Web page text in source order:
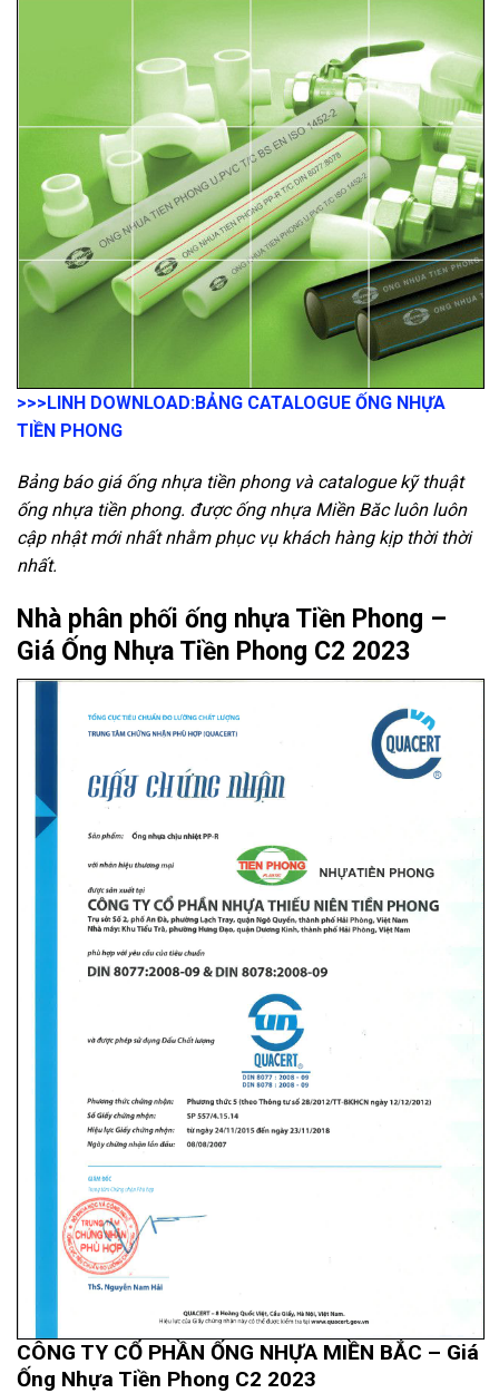
>>>LINH DOWNLOAD:BẢNG CATALOGUE ỐNG NHỰA
TIỀN PHONG
Bảng báo giá ống nhựa tiền phong và catalogue kỹ thuật
ống nhựa tiền phong. được ống nhựa Miền Băc luôn luôn
cập nhật mới nhất nhằm phục vụ khách hàng kịp thời thời
nhất.
Nhà phân phối ống nhựa Tiền Phong –
Giá Ống Nhựa Tiền Phong C2 2023
CÔNG TY CỔ PHẦN ỐNG NHỰA MIỀN BẮC – Giá
Ống Nhựa Tiền Phong C2 2023